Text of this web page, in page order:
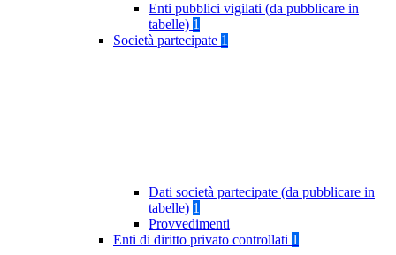
Enti pubblici vigilati (da pubblicare in
tabelle) 1
Società partecipate 1
Dati società partecipate (da pubblicare in
tabelle) 1
Provvedimenti
Enti di diritto privato controllati 1